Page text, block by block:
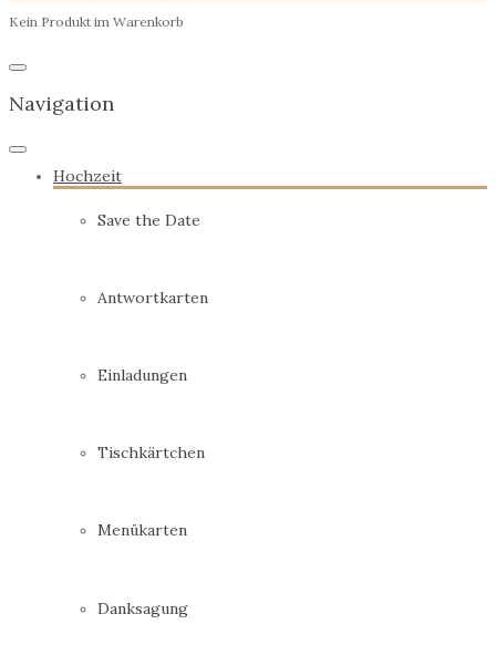
Kein Produkt im Warenkorb
Navigation
Hochzeit
Save the Date
Antwortkarten
Einladungen
Tischkärtchen
Menükarten
Danksagung